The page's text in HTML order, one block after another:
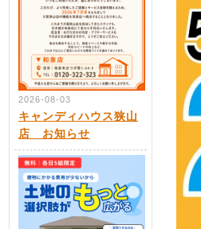
2026-08-03
キャンディハウス狭山
店 お知らせ